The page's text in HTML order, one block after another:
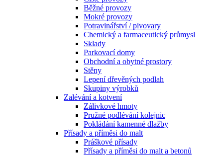
Běžné provozy
Mokré provozy
Potravinářství / pivovary
Chemický a farmaceutický průmysl
Sklady
Parkovací domy
Obchodní a obytné prostory
Stěny
Lepení dřevěných podlah
Skupiny výrobků
Zalévání a kotvení
Zálivkové hmoty
Pružné podlévání kolejnic
Pokládání kamenné dlažby
Přísady a příměsi do malt
Práškové přísady
Přísady a příměsi do malt a betonů